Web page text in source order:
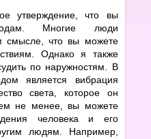
утверждение, что вы
Многие люди
смысле, что вы можете
Однако я также
по наружностям. В
является вибрация
света, которое он
не менее, вы можете
человека и его
людям. Например,